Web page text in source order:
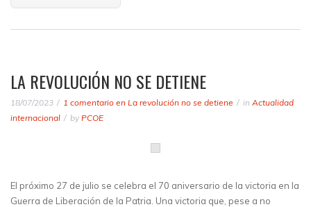
LA REVOLUCIÓN NO SE DETIENE
18/07/2023 1 comentario en La revolución no se detiene in Actualidad
internacional
by PCOE
El próximo 27 de julio se celebra el 70 aniversario de la victoria en la
Guerra de Liberación de la Patria. Una victoria que, pese a no